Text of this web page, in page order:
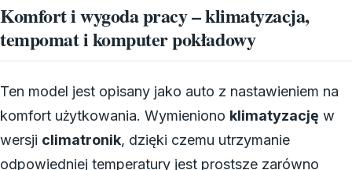
Komfort i wygoda pracy – klimatyzacja,
tempomat i komputer pokładowy
Ten model jest opisany jako auto z nastawieniem na
komfort użytkowania. Wymieniono klimatyzację w
wersji climatronik, dzięki czemu utrzymanie
odpowiedniej temperatury jest prostsze zarówno